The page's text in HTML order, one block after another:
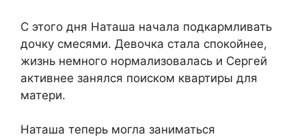
С этого дня Наташа начала подкармливать
дочку смесями. Девочка стала спокойнее,
жизнь немного нормализовалась и Сергей
активнее занялся поиском квартиры для
матери.
Наташа теперь могла заниматься